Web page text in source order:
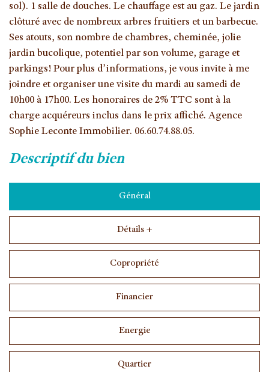
sol). 1 salle de douches. Le chauffage est au gaz. Le jardin
clôturé avec de nombreux arbres fruitiers et un barbecue.
Ses atouts, son nombre de chambres, cheminée, jolie
jardin bucolique, potentiel par son volume, garage et
parkings! Pour plus d’informations, je vous invite à me
joindre et organiser une visite du mardi au samedi de
10h00 à 17h00. Les honoraires de 2% TTC sont à la
charge acquéreurs inclus dans le prix affiché. Agence
Sophie Leconte Immobilier. 06.60.74.88.05.
descriptif du bien
Général
Détails +
Copropriété
Financier
Energie
Quartier